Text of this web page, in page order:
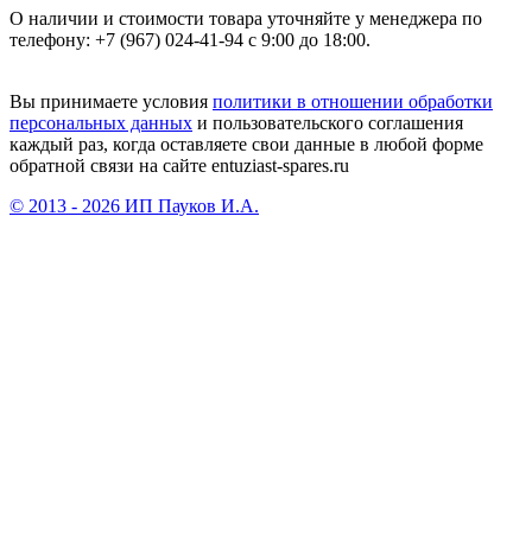
О наличии и стоимости товара уточняйте у менеджера по
телефону: +7 (967) 024-41-94 с 9:00 до 18:00.
Вы принимаете условия политики в отношении обработки
персональных данных и пользовательского соглашения
каждый раз, когда оставляете свои данные в любой форме
обратной связи на сайте entuziast-spares.ru
© 2013 - 2026 ИП Пауков И.А.